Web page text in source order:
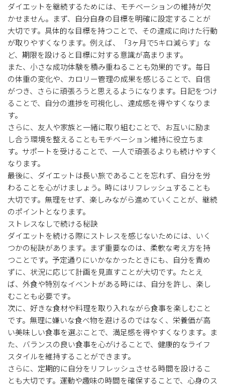
ダイエットを継続するためには、モチベーションの維持が欠
かせません。まず、自分自身の目標を明確に設定することが
大切です。具体的な目標を持つことで、その達成に向けた行動
が取りやすくなります。例えば、「3ヶ月で5キロ減らす」な
ど、期限を設けると目標に対する意識が高まります。
また、小さな成功体験を積み重ねることも効果的です。毎日
の体重の変化や、カロリー管理の成果を感じることで、自信
がつき、さらに頑張ろうと思えるようになります。日記をつけ
ることで、自分の進捗を可視化し、達成感を得やすくなりま
す。
さらに、友人や家族と一緒に取り組むことで、お互いに励ま
し合う環境を整えることもモチベーション維持に役立ちま
す。サポートを受けることで、一人で頑張るよりも続けやすく
なります。
最後に、ダイエットは長い旅であることを忘れず、自分を労
わることを心がけましょう。時にはリフレッシュすることも
大切です。無理をせず、楽しみながら進めていくことが、継続
のポイントとなります。
ストレスなしで続ける秘訣
ダイエットを続ける際にストレスを感じないためには、いく
つかの秘訣があります。まず重要なのは、柔軟な考え方を持
つことです。予定通りにいかなかったときにも、自分を責め
ずに、状況に応じて計画を見直すことが大切です。たとえ
ば、外食や特別なイベントがある時には、自分を許し、楽し
むことも必要です。
次に、好きな食材や料理を取り入れながら食事を楽しむこと
です。無理に嫌いな食べ物を避けるのではなく、栄養価が高
い美味しい食事を選ぶことで、満足感を得やすくなります。ま
た、バランスの良い食事を心がけることで、健康的なライフ
スタイルを維持することができます。
さらに、定期的に自分をリフレッシュさせる時間を設けるこ
とも大切です。運動や趣味の時間を確保することで、心身のス